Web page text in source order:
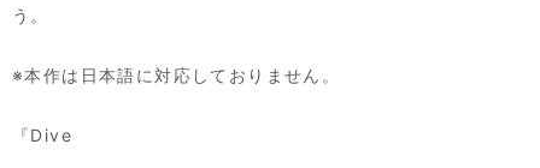
う。
※本作は日本語に対応しておりません。
『Dive